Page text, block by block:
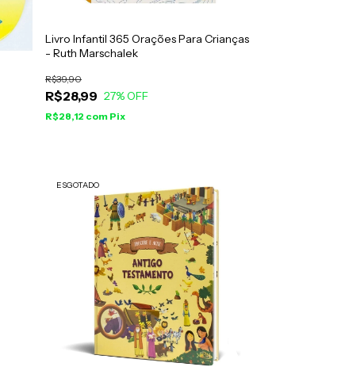
Livro Infantil 365 Orações Para Crianças
- Ruth Marschalek
R$28,99
R$39,90
27% OFF
R$28,12 com Pix
ESGOTADO